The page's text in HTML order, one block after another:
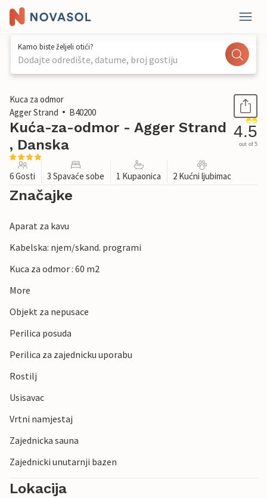
Kamo biste željeli otići?
Dodajte odredište, datume, broj gostiju
1 / 30
Kuca za odmor
Agger Strand
B40200
Kuća-za-odmor - Agger Strand
, Danska
4.5
out of 5
6 Gosti 3 Spavaće sobe 1 Kupaonica 2 Kućni ljubimac
Značajke
Aparat za kavu
Kabelska: njem/skand. programi
Kuca za odmor : 60 m2
More
Objekt za nepusace
Perilica posuda
Perilica za zajednicku uporabu
Rostilj
Usisavac
Vrtni namjestaj
Zajednicka sauna
Zajednicki unutarnji bazen
Lokacija